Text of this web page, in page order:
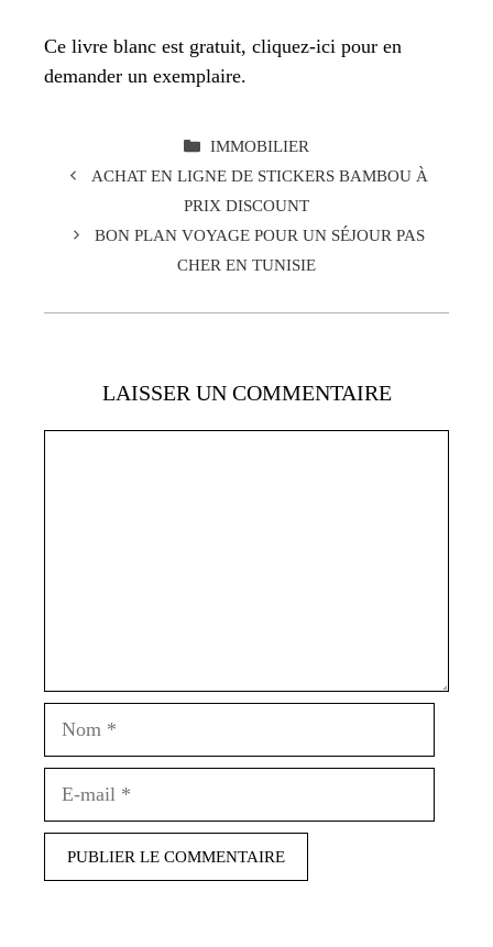
Ce livre blanc est gratuit, cliquez-ici pour en
demander un exemplaire.
CATÉGORIES
IMMOBILIER
ACHAT EN LIGNE DE STICKERS BAMBOU À
PRIX DISCOUNT
BON PLAN VOYAGE POUR UN SÉJOUR PAS
CHER EN TUNISIE
LAISSER UN COMMENTAIRE